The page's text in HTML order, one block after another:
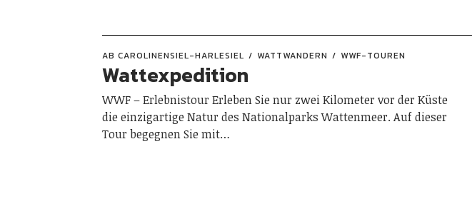
AB CAROLINENSIEL-HARLESIEL WATTWANDERN WWF-TOUREN
Wattexpedition
WWF – Erlebnistour Erleben Sie nur zwei Kilometer vor der Küste
die einzigartige Natur des Nationalparks Wattenmeer. Auf dieser
Tour begegnen Sie mit…